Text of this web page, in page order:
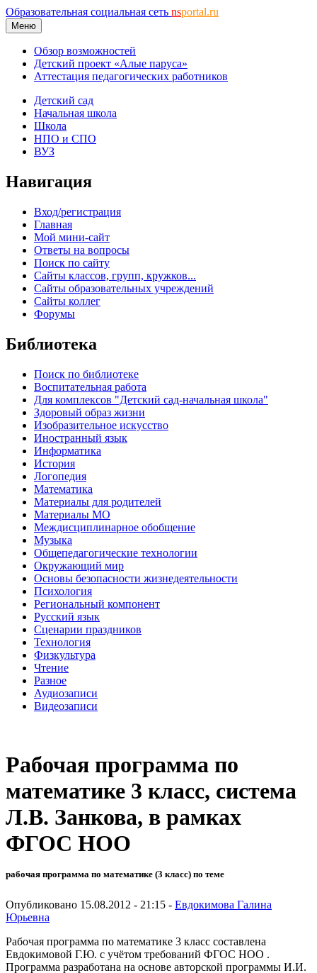
Образовательная социальная сеть nsportal.ru
Меню
Обзор возможностей
Детский проект «Алые паруса»
Аттестация педагогических работников
Детский сад
Начальная школа
Школа
НПО и СПО
ВУЗ
Навигация
Вход/регистрация
Главная
Мой мини-сайт
Ответы на вопросы
Поиск по сайту
Сайты классов, групп, кружков...
Сайты образовательных учреждений
Сайты коллег
Форумы
Библиотека
Поиск по библиотеке
Воспитательная работа
Для комплексов "Детский сад-начальная школа"
Здоровый образ жизни
Изобразительное искусство
Иностранный язык
Информатика
История
Логопедия
Математика
Материалы для родителей
Материалы МО
Междисциплинарное обобщение
Музыка
Общепедагогические технологии
Окружающий мир
Основы безопасности жизнедеятельности
Психология
Региональный компонент
Русский язык
Сценарии праздников
Технология
Физкультура
Чтение
Разное
Аудиозаписи
Видеозаписи
Рабочая программа по
математике 3 класс, система
Л.В. Занкова, в рамках
ФГОС НОО
рабочая программа по математике (3 класс) по теме
Опубликовано 15.08.2012 - 21:15 - Евдокимова Галина
Юрьевна
Рабочая программа по математике 3 класс составлена
Евдокимовой Г.Ю. с учётом требований ФГОС НОО .
Программа разработана на основе авторской программы И.И.